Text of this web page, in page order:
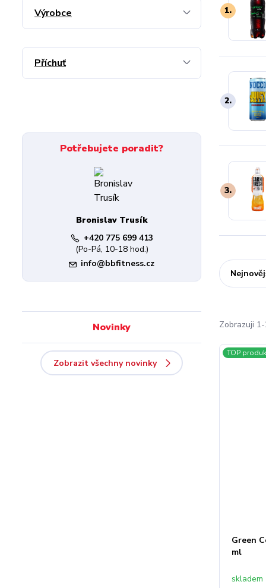
1.
2.
3.
Zobrazuji
TOP
Green
ml
skladem
Výrobce
Příchuť
Potřebujete poradit?
Bronislav Trusík
+420 775 699 413
(Po-Pá, 10-18 hod.)
info@bbfitness.cz
Novinky
Zobrazit všechny novinky